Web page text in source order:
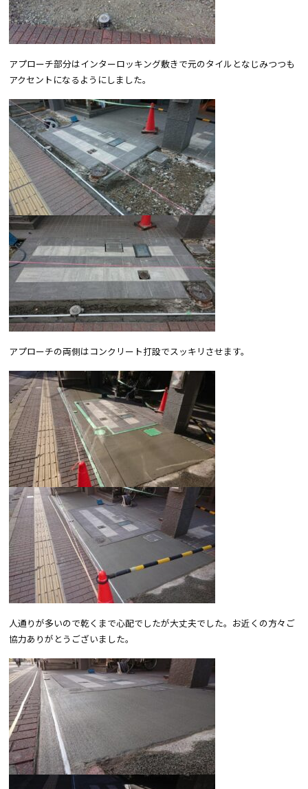
アプローチ部分はインターロッキング敷きで元のタイルとなじみつつも
アクセントになるようにしました。
アプローチの両側はコンクリート打設でスッキリさせます。
人通りが多いので乾くまで心配でしたが大丈夫でした。お近くの方々ご
協力ありがとうございました。